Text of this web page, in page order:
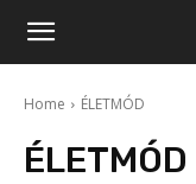
Home ÉLETMÓD
ÉLETMÓD